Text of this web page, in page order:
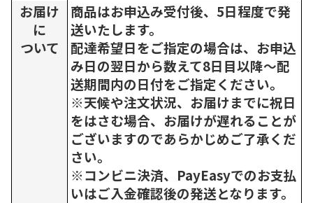
お届け
に
ついて
商品はお申込み受付後、5日程度で発
送いたします。
配達希望日をご指定の場合は、お申込
み日の翌日から数えて8日目以降～配
送期間内の日付をご指定ください。
※天候や注文状況、お届けまでに祝日
をはさむ場合、お届けが遅れることが
ございますのであらかじめご了承くだ
さい。
※コンビニ決済、PayEasyでのお支払
いはご入金確認後の発送となります。